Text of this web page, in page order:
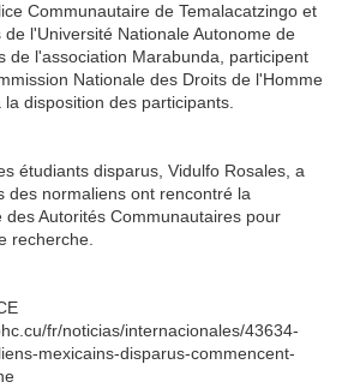
Communautaire de Temalacatzingo et
l'Université Nationale Autonome de
de l'association Marabunda, participent
Nationale des Droits de l'Homme
disposition des participants.
étudiants disparus, Vidulfo Rosales, a
des normaliens ont rencontré la
Autorités Communautaires pour
recherche.
fr/noticias/internacionales/43634-
mexicains-disparus-commencent-